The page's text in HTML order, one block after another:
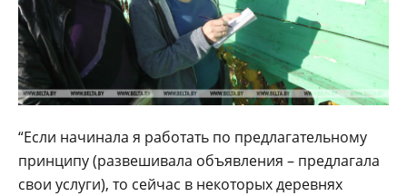
“Если начинала я работать по предлагательному
принципу (развешивала объявления – предлагала
свои услуги), то сейчас в некоторых деревнях